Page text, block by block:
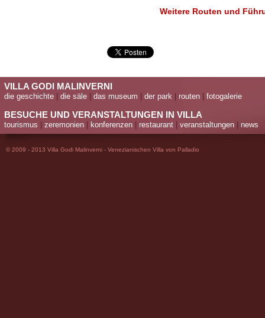
Weitere Routen und
VILLA GODI MALINVERNI
die geschichte die säle das museum der park routen fotogalerie
BESUCHE UND VERANSTALTUNGEN IN VILLA
tourismus zeremonien konferenzen restaurant veranstaltungen news
© 2009 - 2013 Villa Godi Malinverni - Venezianischen Villa von Palladio